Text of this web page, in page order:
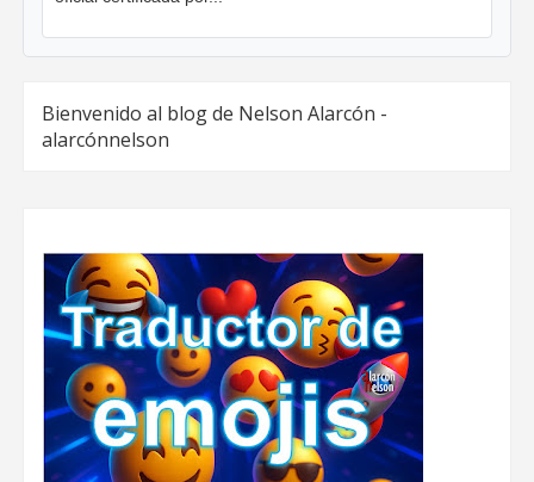
Bienvenido al blog de Nelson Alarcón -
alarcónnelson